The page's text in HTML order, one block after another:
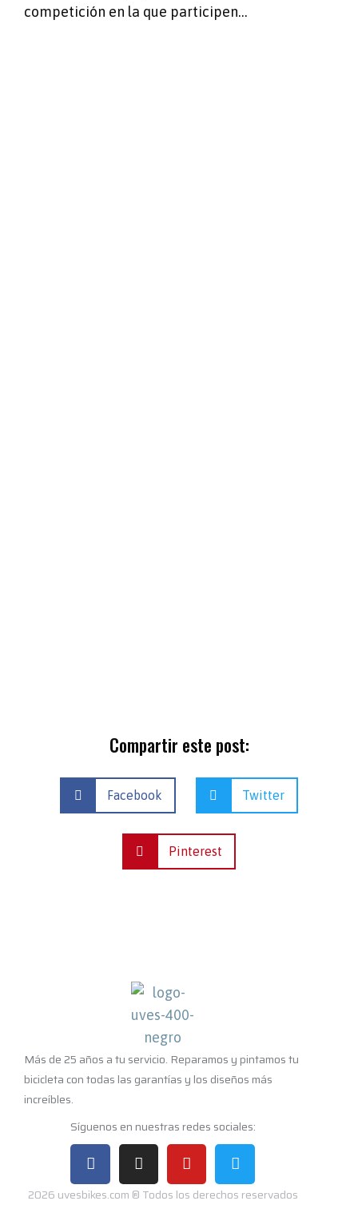
competición en la que participen…
Compartir este post:
Facebook Twitter
Pinterest
Más de 25 años a tu servicio. Reparamos y pintamos tu
bicicleta con todas las garantías y los diseños más
increíbles.
Síguenos en nuestras redes sociales:
2026 uvesbikes.com ® Todos los derechos reservados